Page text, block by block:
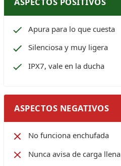
Apura para lo que cuesta
Silenciosa y muy ligera
IPX7, vale en la ducha
ASPECTOS NEGATIVOS
No funciona enchufada
Nunca avisa de carga llena